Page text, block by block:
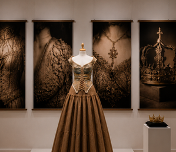
Deutschland